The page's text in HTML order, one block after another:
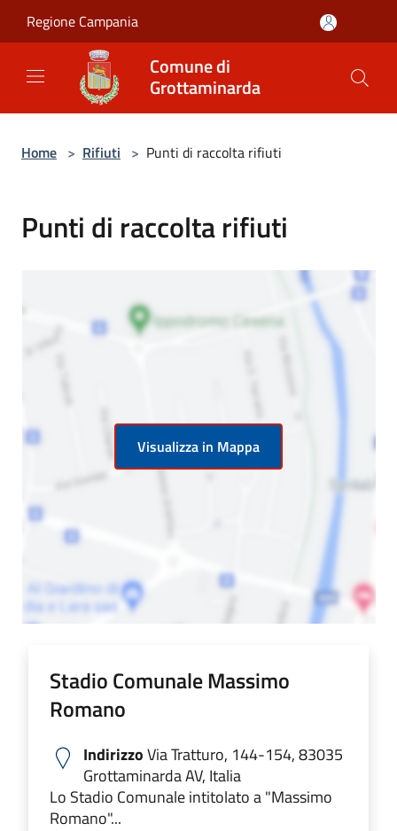
Regione Campania
Comune di
Grottaminarda
Home > Rifiuti > Punti di raccolta rifiuti
Punti di raccolta rifiuti
Visualizza in Mappa
Stadio Comunale Massimo
Romano
IndirizzoVia Tratturo, 144-154, 83035
Grottaminarda AV, Italia
Lo Stadio Comunale intitolato a "Massimo
Romano"...